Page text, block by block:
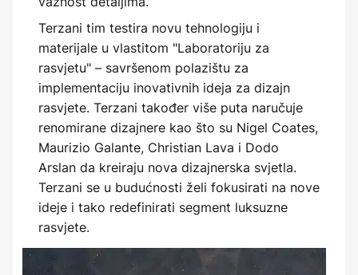
Terzani tim testira novu tehnologiju i
materijale u vlastitom "Laboratoriju za
rasvjetu" – savršenom polazištu za
implementaciju inovativnih ideja za dizajn
rasvjete. Terzani također više puta naručuje
renomirane dizajnere kao što su Nigel Coates,
Maurizio Galante, Christian Lava i Dodo
Arslan da kreiraju nova dizajnerska svjetla.
Terzani se u budućnosti želi fokusirati na nove
ideje i tako redefinirati segment luksuzne
rasvjete.